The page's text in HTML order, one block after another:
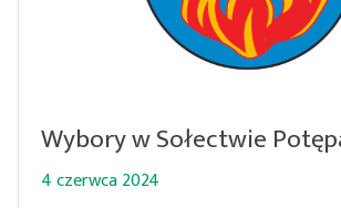
Wybory w Sołectwie
4 czerwca 2024